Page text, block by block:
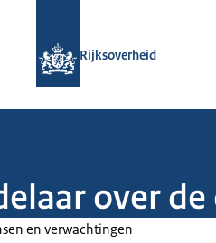
Rijksoverheid
over
en verwachtingen